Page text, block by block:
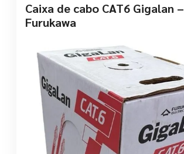
26 maio, 2022
Caixa de cabo CAT6 Gigalan –
Furukawa